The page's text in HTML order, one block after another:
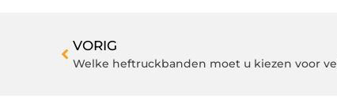
VORIG
Welke heftruckbanden moet u kiezen voor